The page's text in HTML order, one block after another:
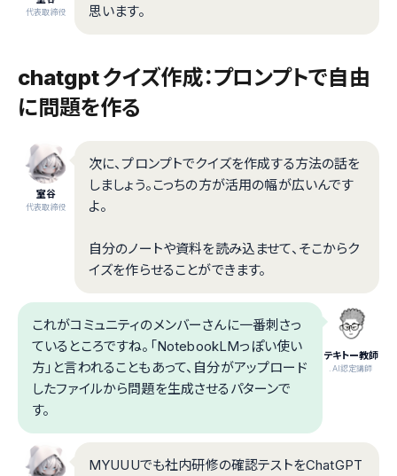
代表取締役 思います。
chatgpt クイズ作成：プロンプトで自由
に問題を作る
室谷
代表取締役
次に、プロンプトでクイズを作成する方法の話を
しましょう。こっちの方が活用の幅が広いんです
よ。
自分のノートや資料を読み込ませて、そこからク
イズを作らせることができます。
テキトー教師
.AI認定講師
これがコミュニティのメンバーさんに一番刺さっ
ているところですね。「NotebookLMっぽい使い
方」と言われることもあって、自分がアップロード
したファイルから問題を生成させるパターンで
す。
MYUUUでも社内研修の確認テストをChatGPT